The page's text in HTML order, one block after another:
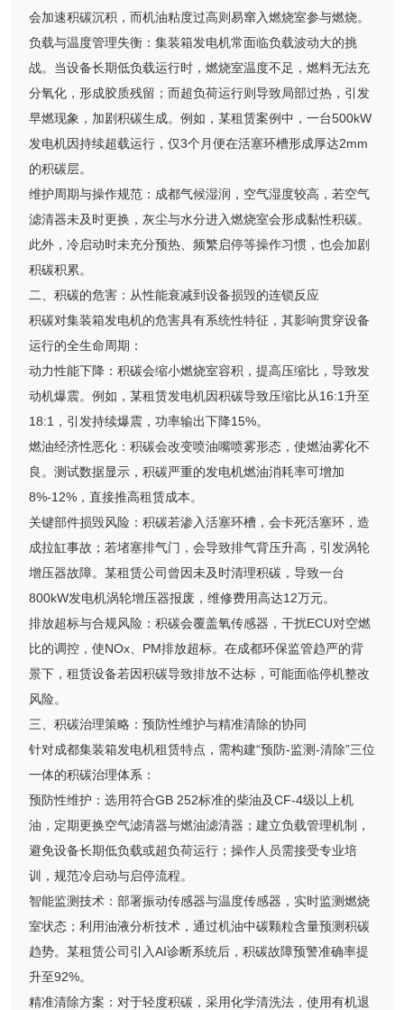
会加速积碳沉积，而机油粘度过高则易窜入燃烧室参与燃烧。
负载与温度管理失衡：集装箱发电机常面临负载波动大的挑
战。当设备长期低负载运行时，燃烧室温度不足，燃料无法充
分氧化，形成胶质残留；而超负荷运行则导致局部过热，引发
早燃现象，加剧积碳生成。例如，某租赁案例中，一台500kW
发电机因持续超载运行，仅3个月便在活塞环槽形成厚达2mm
的积碳层。
维护周期与操作规范：成都气候湿润，空气湿度较高，若空气
滤清器未及时更换，灰尘与水分进入燃烧室会形成黏性积碳。
此外，冷启动时未充分预热、频繁启停等操作习惯，也会加剧
积碳积累。
二、积碳的危害：从性能衰减到设备损毁的连锁反应
积碳对集装箱发电机的危害具有系统性特征，其影响贯穿设备
运行的全生命周期：
动力性能下降：积碳会缩小燃烧室容积，提高压缩比，导致发
动机爆震。例如，某租赁发电机因积碳导致压缩比从16:1升至
18:1，引发持续爆震，功率输出下降15%。
燃油经济性恶化：积碳会改变喷油嘴喷雾形态，使燃油雾化不
良。测试数据显示，积碳严重的发电机燃油消耗率可增加
8%-12%，直接推高租赁成本。
关键部件损毁风险：积碳若渗入活塞环槽，会卡死活塞环，造
成拉缸事故；若堵塞排气门，会导致排气背压升高，引发涡轮
增压器故障。某租赁公司曾因未及时清理积碳，导致一台
800kW发电机涡轮增压器报废，维修费用高达12万元。
排放超标与合规风险：积碳会覆盖氧传感器，干扰ECU对空燃
比的调控，使NOx、PM排放超标。在成都环保监管趋严的背
景下，租赁设备若因积碳导致排放不达标，可能面临停机整改
风险。
三、积碳治理策略：预防性维护与精准清除的协同
针对成都集装箱发电机租赁特点，需构建“预防-监测-清除”三位
一体的积碳治理体系：
预防性维护：选用符合GB 252标准的柴油及CF-4级以上机
油，定期更换空气滤清器与燃油滤清器；建立负载管理机制，
避免设备长期低负载或超负荷运行；操作人员需接受专业培
训，规范冷启动与启停流程。
智能监测技术：部署振动传感器与温度传感器，实时监测燃烧
室状态；利用油液分析技术，通过机油中碳颗粒含量预测积碳
趋势。某租赁公司引入AI诊断系统后，积碳故障预警准确率提
升至92%。
精准清除方案：对于轻度积碳，采用化学清洗法，使用有机退